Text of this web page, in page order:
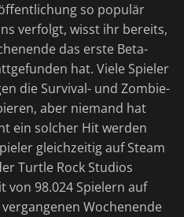
so populär
verfolgt, wisst ihr bereits,
das erste Beta-
hat. Viele Spieler
die Survival- und Zombie-
aber niemand hat
ein solcher Hit werden
gleichzeitig auf Steam
Turtle Rock Studios
von 98.024 Spielern auf
Wochenende